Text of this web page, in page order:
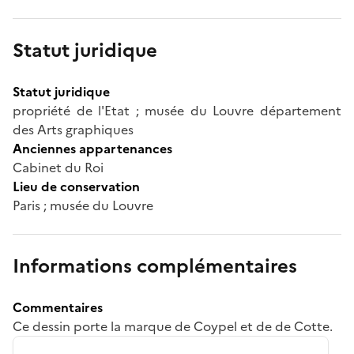
Statut juridique
Statut juridique
propriété de l'Etat ; musée du Louvre département
des Arts graphiques
Anciennes appartenances
Cabinet du Roi
Lieu de conservation
Paris ; musée du Louvre
Informations complémentaires
Commentaires
Ce dessin porte la marque de Coypel et de de Cotte.